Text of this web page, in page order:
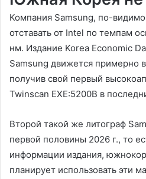
Компания Samsung, по-
отставать от Intel по темпам
нм. Издание Korea Economic
Samsung движется примерно
получив свой первый
Twinscan EXE:5200B в
Второй такой же литограф
первой половины 2026 г., то
информации издания,
планирует использовать эти